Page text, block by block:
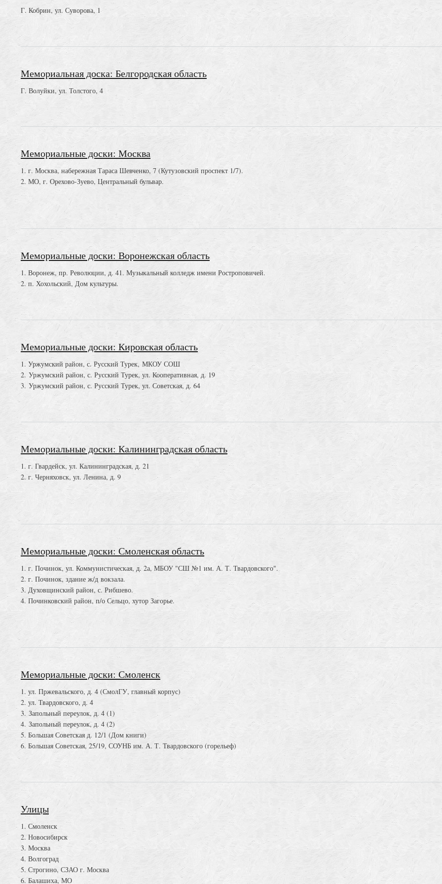
Г. Кобрин, ул. Суворова, 1
Мемориальная доска: Белгородская область
Г. Волуйки, ул. Толстого, 4
Мемориальные доски: Москва
1. г. Москва, набережная Тараса Шевченко, 7 (Кутузовский проспект 1/7).
2. МО, г. Орехово-Зуево, Центральный бульвар.
Мемориальные доски: Воронежская область
1. Воронеж, пр. Революции, д. 41. Музыкальный колледж имени Ростроповичей.
2. п. Хохольский, Дом культуры.
Мемориальные доски: Кировская область
1. Уржумский район, с. Русский Турек, МКОУ СОШ
2. Уржумский район, с. Русский Турек, ул. Кооперативная, д. 19
3. Уржумский район, с. Русский Турек, ул. Советская, д. 64
Мемориальные доски: Калининградская область
1. г. Гвардейск, ул. Калининградская, д. 21
2. г. Черняховск, ул. Ленина, д. 9
Мемориальные доски: Смоленская область
1. г. Починок, ул. Коммунистическая, д. 2а, МБОУ "СШ №1 им. А. Т. Твардовского".
2. г. Починок, здание ж/д вокзала.
3. Духовщинский район, с. Рибшево.
4. Починковский район, п/о Сельцо, хутор Загорье.
Мемориальные доски: Смоленск
1. ул. Пржевальского, д. 4 (СмолГУ, главный корпус)
2. ул. Твардовского, д. 4
3. Запольный переулок, д. 4 (1)
4. Запольный переулок, д. 4 (2)
5. Большая Советская д. 12/1 (Дом книги)
6. Большая Советская, 25/19, СОУНБ им. А. Т. Твардовского (горельеф)
Улицы
1. Смоленск
2. Новосибирск
3. Москва
4. Волгоград
5. Строгино, СЗАО г. Москва
6. Балашиха, МО